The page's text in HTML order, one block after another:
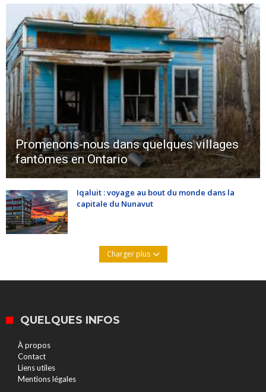
Promenons-nous dans quelques villages
fantômes en Ontario
Iqaluit : voyage au bout du monde dans la
capitale du Nunavut
Charger plus
QUELQUES INFOS
À propos
Contact
Liens utiles
Mentions légales